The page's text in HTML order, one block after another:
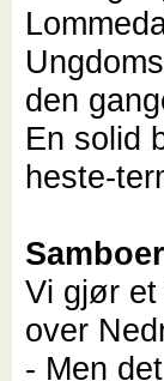
den
En solid
heste-
Vi gjør
over
- Men